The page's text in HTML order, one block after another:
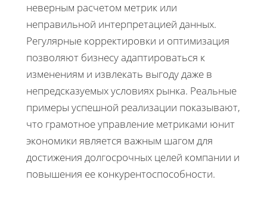
неверным расчетом метрик или
неправильной интерпретацией данных.
Регулярные корректировки и оптимизация
позволяют бизнесу адаптироваться к
изменениям и извлекать выгоду даже в
непредсказуемых условиях рынка. Реальные
примеры успешной реализации показывают,
что грамотное управление метриками юнит
экономики является важным шагом для
достижения долгосрочных целей компании и
повышения ее конкурентоспособности.